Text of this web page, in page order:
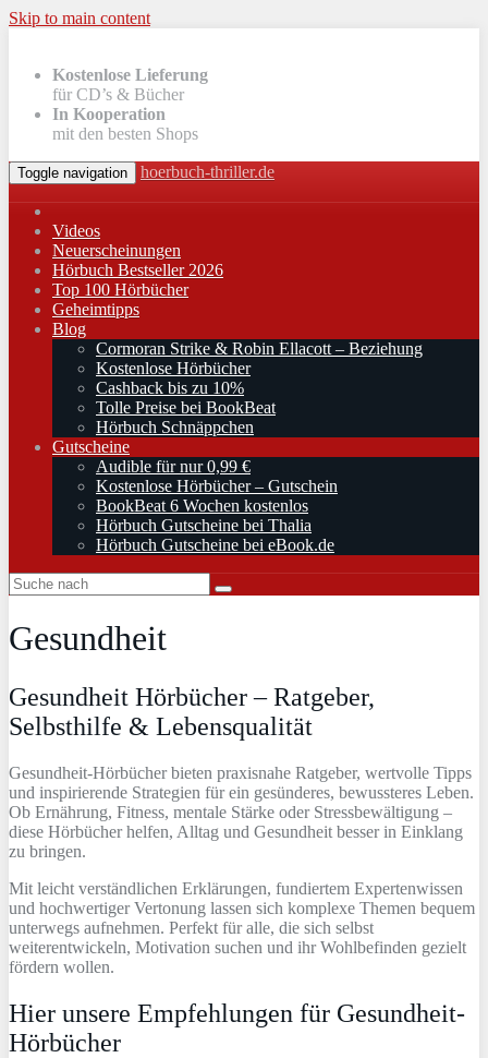
Skip to main content
Kostenlose Lieferung
für CD’s & Bücher
In Kooperation
mit den besten Shops
Toggle navigation hoerbuch-thriller.de
Videos
Neuerscheinungen
Hörbuch Bestseller 2026
Top 100 Hörbücher
Geheimtipps
Blog
Cormoran Strike & Robin Ellacott – Beziehung
Kostenlose Hörbücher
Cashback bis zu 10%
Tolle Preise bei BookBeat
Hörbuch Schnäppchen
Gutscheine
Audible für nur 0,99 €
Kostenlose Hörbücher – Gutschein
BookBeat 6 Wochen kostenlos
Hörbuch Gutscheine bei Thalia
Hörbuch Gutscheine bei eBook.de
Gesundheit
Gesundheit Hörbücher – Ratgeber,
Selbsthilfe & Lebensqualität
Gesundheit-Hörbücher bieten praxisnahe Ratgeber, wertvolle Tipps
und inspirierende Strategien für ein gesünderes, bewussteres Leben.
Ob Ernährung, Fitness, mentale Stärke oder Stressbewältigung –
diese Hörbücher helfen, Alltag und Gesundheit besser in Einklang
zu bringen.
Mit leicht verständlichen Erklärungen, fundiertem Expertenwissen
und hochwertiger Vertonung lassen sich komplexe Themen bequem
unterwegs aufnehmen. Perfekt für alle, die sich selbst
weiterentwickeln, Motivation suchen und ihr Wohlbefinden gezielt
fördern wollen.
Hier unsere Empfehlungen für Gesundheit-
Hörbücher